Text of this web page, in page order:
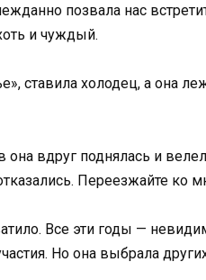
позвала нас
и чуждый.
ставила холодец, а она
она вдруг поднялась и
Переезжайте ко
Все эти годы —
Но она выбрала